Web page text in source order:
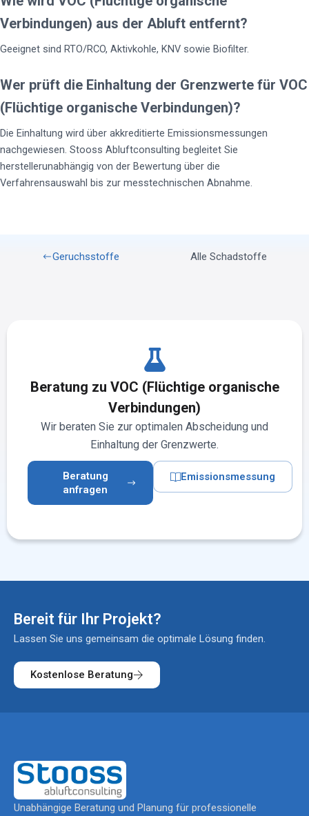
Verbindungen) aus der Abluft entfernt?
Geeignet sind RTO/RCO, Aktivkohle, KNV sowie Biofilter.
Wer prüft die Einhaltung der Grenzwerte für VOC
(Flüchtige organische Verbindungen)?
Die Einhaltung wird über akkreditierte Emissionsmessungen
nachgewiesen. Stooss Abluftconsulting begleitet Sie
herstellerunabhängig von der Bewertung über die
Verfahrensauswahl bis zur messtechnischen Abnahme.
Geruchsstoffe Alle Schadstoffe
Beratung zu VOC (Flüchtige organische
Verbindungen)
Wir beraten Sie zur optimalen Abscheidung und
Einhaltung der Grenzwerte.
Beratung
anfragen
Emissionsmessung
Bereit für Ihr Projekt?
Lassen Sie uns gemeinsam die optimale Lösung finden.
Kostenlose Beratung
Unabhängige Beratung und Planung für professionelle